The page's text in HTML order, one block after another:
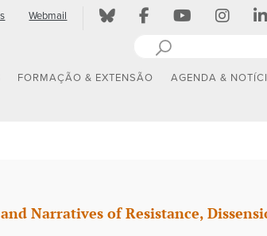
Webmail
FORMAÇÃO & EXTENSÃO AGENDA &
Narratives of Resistance,